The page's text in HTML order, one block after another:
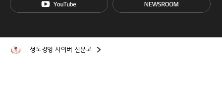
정도경영 사이버 신문고